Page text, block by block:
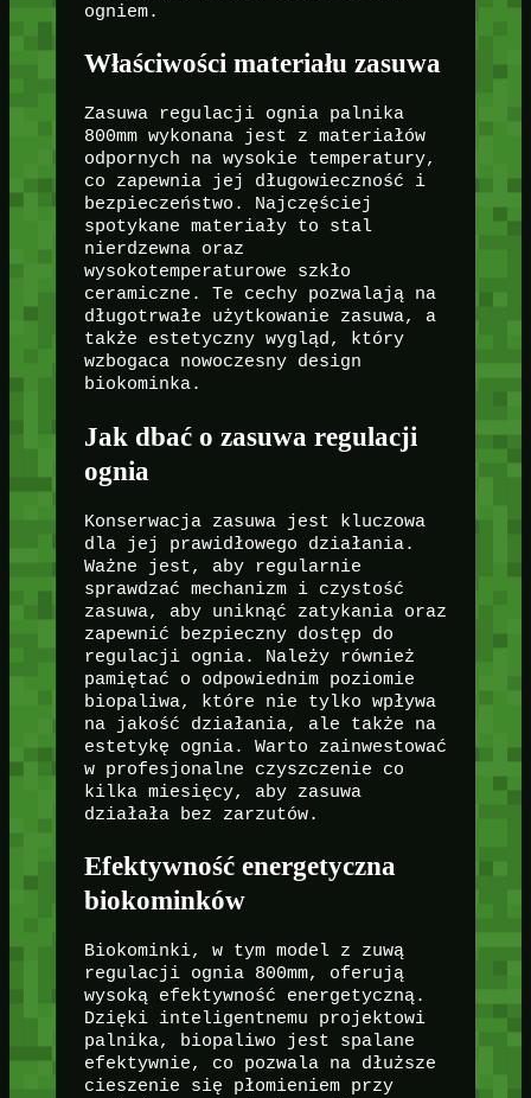
ogniem.
Właściwości materiału zasuwa
Zasuwa regulacji ognia palnika
800mm wykonana jest z materiałów
odpornych na wysokie temperatury,
co zapewnia jej długowieczność i
bezpieczeństwo. Najczęściej
spotykane materiały to stal
nierdzewna oraz
wysokotemperaturowe szkło
ceramiczne. Te cechy pozwalają na
długotrwałe użytkowanie zasuwa, a
także estetyczny wygląd, który
wzbogaca nowoczesny design
biokominka.
Jak dbać o zasuwa regulacji
ognia
Konserwacja zasuwa jest kluczowa
dla jej prawidłowego działania.
Ważne jest, aby regularnie
sprawdzać mechanizm i czystość
zasuwa, aby uniknąć zatykania oraz
zapewnić bezpieczny dostęp do
regulacji ognia. Należy również
pamiętać o odpowiednim poziomie
biopaliwa, które nie tylko wpływa
na jakość działania, ale także na
estetykę ognia. Warto zainwestować
w profesjonalne czyszczenie co
kilka miesięcy, aby zasuwa
działała bez zarzutów.
Efektywność energetyczna
biokominków
Biokominki, w tym model z zuwą
regulacji ognia 800mm, oferują
wysoką efektywność energetyczną.
Dzięki inteligentnemu projektowi
palnika, biopaliwo jest spalane
efektywnie, co pozwala na dłuższe
cieszenie się płomieniem przy